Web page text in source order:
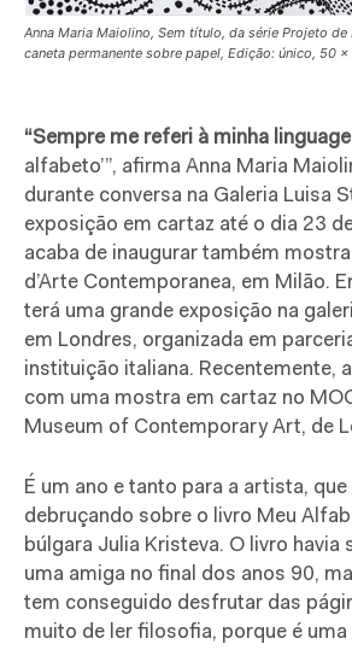
Anna Maria Maiolino, Sem título, da série Projeto
caneta permanente sobre papel, Edição: único, 50 x
“Sempre me referi à minha
alfabeto’”, afirma Anna Maria
durante conversa na Galeria Luisa
exposição em cartaz até o dia 23
acaba de inaugurar também
d’Arte Contemporanea, em Milão.
terá uma grande exposição na
em Londres, organizada em
instituição italiana. Recentemente,
com uma mostra em cartaz no
Museum of Contemporary Art, de
É um ano e tanto para a artista,
debruçando sobre o livro Meu
búlgara Julia Kristeva. O livro havia
uma amiga no final dos anos 90,
tem conseguido desfrutar das
muito de ler filosofia, porque é